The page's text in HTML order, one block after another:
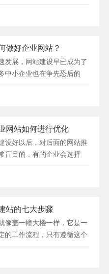
做好企业网站？
展，网站建设早已成为了
中小企业也在争先恐后的
网站如何进行优化
好以后，对后面的网站推
盲目的，有的企业会选择
站的七大步骤
盖一幢大楼一样，它是一
的工作流程，只有遵循这个